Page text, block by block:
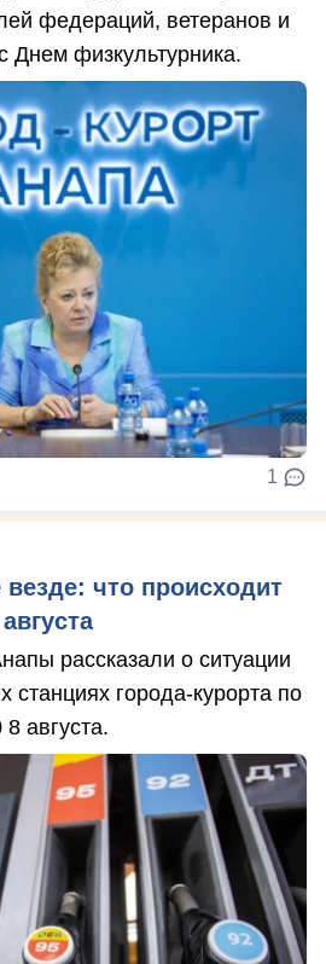
федераций, ветеранов и
Днем физкультурника.
1
что происходит
рассказали о ситуации
станциях города-курорта по
августа.